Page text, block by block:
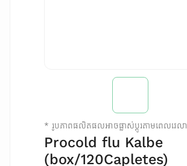
* រូបភាពផលិតផលអាចផ្លាស់ប្តូរតាមពេលវេលា
Procold flu Kalbe
(box/120Capletes)